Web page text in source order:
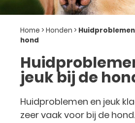
Home > Honden >
hond
jeuk bij de
Huidproblemen en jeuk
zeer vaak voor bij de